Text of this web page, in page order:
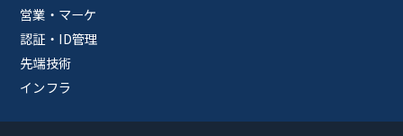
営業・マーケ
認証・ID管理
先端技術
インフラ